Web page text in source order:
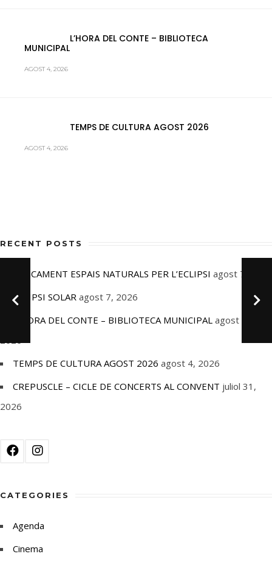
L’HORA DEL CONTE – BIBLIOTECA
MUNICIPAL
AGOST 4, 2026
TEMPS DE CULTURA AGOST 2026
AGOST 4, 2026
RECENT POSTS
TANCAMENT ESPAIS NATURALS PER L’ECLIPSI agost 7, 2026
ECLIPSI SOLAR agost 7, 2026
L’HORA DEL CONTE – BIBLIOTECA MUNICIPAL agost 4,
2026
TEMPS DE CULTURA AGOST 2026 agost 4, 2026
CREPUSCLE – CICLE DE CONCERTS AL CONVENT juliol 31,
2026
CATEGORIES
Agenda
Cinema